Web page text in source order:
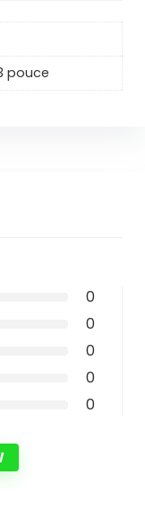
pouce
0
0
0
0
0